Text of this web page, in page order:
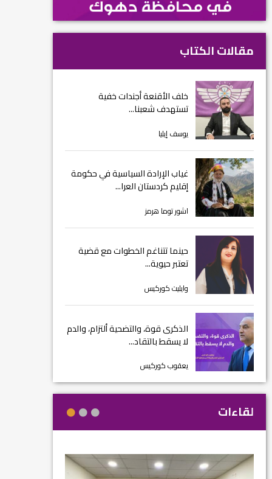
مقالات الكتاب
خلف الأقنعة أجندات خفية
تستهدف شعبنا...
يوسف إيليا
غياب الإرادة السياسية في حكومة
إقليم كردستان العرا...
اشور توما هرمز
حينما تتناغم الخطوات مع قضية
تعتبر حيوية...
وايليت كوركيس
الذكرى قوة، والتضحية ألتزام، والدم
لا يسقط بالتقاد...
يعقوب كوركيس
لقاءات